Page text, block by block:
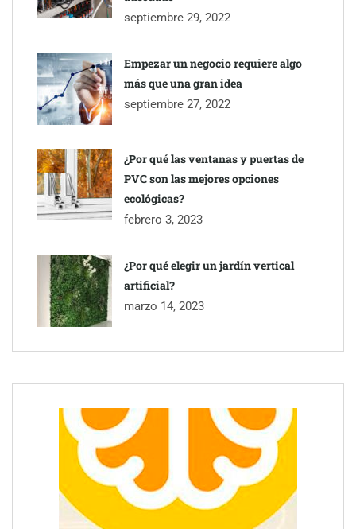
septiembre 29, 2022
Empezar un negocio requiere algo
más que una gran idea
septiembre 27, 2022
¿Por qué las ventanas y puertas de
PVC son las mejores opciones
ecológicas?
febrero 3, 2023
¿Por qué elegir un jardín vertical
artificial?
marzo 14, 2023